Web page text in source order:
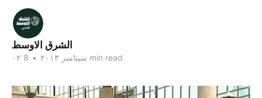
الشرق الاوسط
۰۲ سپتامبر ۲۰۱۳ • 8 min read